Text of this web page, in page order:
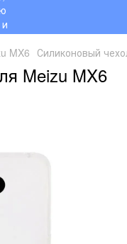
MX6 Силиконовый
Meizu MX6